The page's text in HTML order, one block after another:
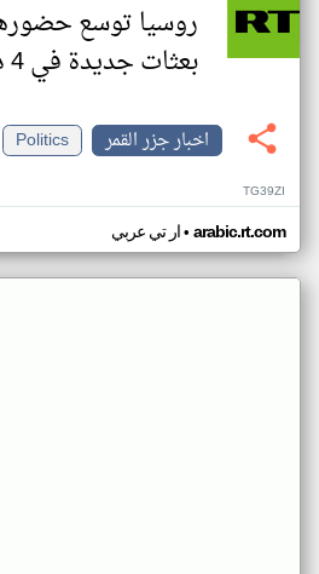
روسيا توسع
بعثات جديدة في 4 دول أفريقية
اخبار جزر القمر
Politics
TG39ZI
ار تي عربي• arabic.rt.com